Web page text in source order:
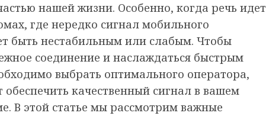
нашей жизни. Особенно, когда речь идет
где нередко сигнал мобильного
быть нестабильным или слабым. Чтобы
соединение и наслаждаться быстрым
выбрать оптимального оператора,
качественный сигнал в вашем
В этой статье мы рассмотрим важные